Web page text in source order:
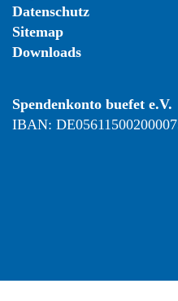
Datenschutz
Sitemap
Downloads
Spendenkonto buefet e.V.
IBAN: